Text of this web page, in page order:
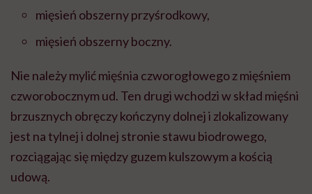
mięsień obszerny przyśrodkowy,
mięsień obszerny boczny.
Nie należy mylić mięśnia czworogłowego z mięśniem
czworobocznym ud. Ten drugi wchodzi w skład mięśni
brzusznych obręczy kończyny dolnej i zlokalizowany
jest na tylnej i dolnej stronie stawu biodrowego,
rozciągając się między guzem kulszowym a kością
udową.